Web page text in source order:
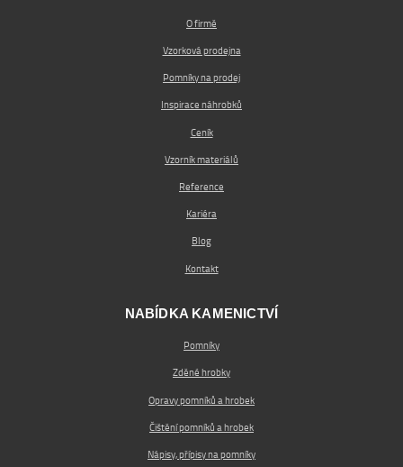
O firmě
Vzorková prodejna
Pomníky na prodej
Inspirace náhrobků
Ceník
Vzorník materiálů
Reference
Kariéra
Blog
Kontakt
NABÍDKA KAMENICTVÍ
Pomníky
Zděné hrobky
Opravy pomníků a hrobek
Čištění pomníků a hrobek
Nápisy, přípisy na pomníky